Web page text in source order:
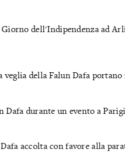
dell'Indipendenza ad
veglia della Falun Dafa
durante un evento a Parigi
accolta con favore alla